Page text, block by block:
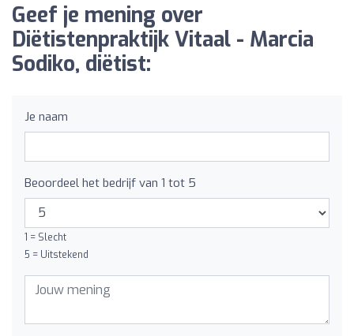
Geef je mening over
Diëtistenpraktijk Vitaal - Marcia
Sodiko, diëtist:
Je naam
Beoordeel het bedrijf van 1 tot 5
1 = Slecht
5 = Uitstekend